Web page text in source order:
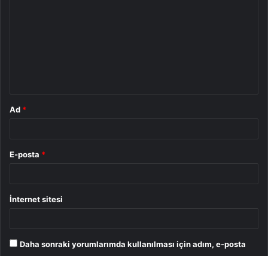
Ad *
E-posta *
İnternet sitesi
Daha sonraki yorumlarımda kullanılması için adım, e-posta